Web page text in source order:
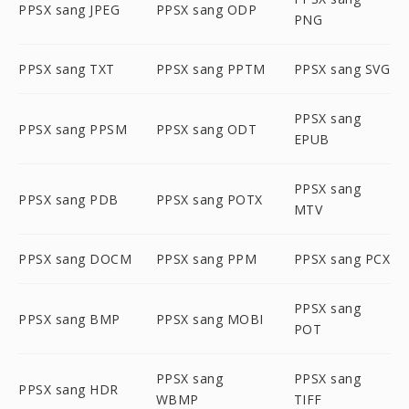
PPSX sang JPEG PPSX sang ODP
PNG
PPSX sang TXT PPSX sang PPTM PPSX sang SVG
PPSX sang PPSM PPSX sang ODT
PPSX sang
EPUB
PPSX sang PDB PPSX sang POTX
PPSX sang
MTV
PPSX sang DOCM PPSX sang PPM PPSX sang PCX
PPSX sang BMP PPSX sang MOBI
PPSX sang
POT
PPSX sang HDR
PPSX sang
WBMP
PPSX sang
TIFF